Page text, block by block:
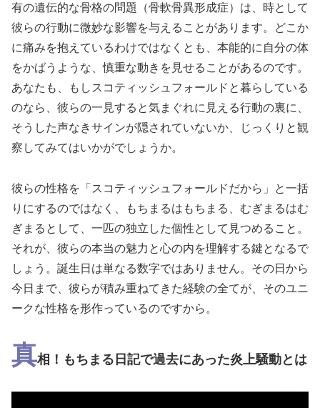
有の遺伝的な骨格の問題（骨軟骨異形成症）は、時として
彼らの行動に微妙な影響を与えることがあります。どこか
に痛みを抱えているわけではなくとも、本能的に自分の体
をかばうような、慎重な動きを見せることがあるのです。
あなたも、もしスコティッシュフォールドと暮らしている
のなら、彼らの一見すると気まぐれに見える行動の裏に、
そうした声なきサインが隠されていないか、じっくりと観
察してみてはいかがでしょうか。
彼らの性格を「スコティッシュフォールドだから」と一括
りにするのではなく、もちまるはもちまる、むぎまるはむ
ぎまるとして、一匹の独立した個性として見つめること。
それが、彼らの本当の魅力と心の内を理解する鍵となるで
しょう。誕生日は単なる数字ではありません。その日から
今日まで、彼らが積み重ねてきた経験の全てが、そのユニ
ークな性格を形作っているのですから。
真相！もちまる日記で過去にあった炎上騒動とは